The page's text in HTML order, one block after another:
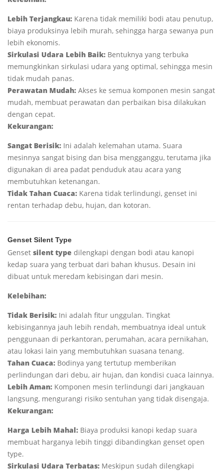
Lebih Terjangkau: Karena tidak memiliki bodi atau penutup,
biaya produksinya lebih murah, sehingga harga sewanya pun
lebih ekonomis.
Sirkulasi Udara Lebih Baik: Bentuknya yang terbuka
memungkinkan sirkulasi udara yang optimal, sehingga mesin
tidak mudah panas.
Perawatan Mudah: Akses ke semua komponen mesin sangat
mudah, membuat perawatan dan perbaikan bisa dilakukan
dengan cepat.
Kekurangan:
Sangat Berisik: Ini adalah kelemahan utama. Suara
mesinnya sangat bising dan bisa mengganggu, terutama jika
digunakan di area padat penduduk atau acara yang
membutuhkan ketenangan.
Tidak Tahan Cuaca: Karena tidak terlindungi, genset ini
rentan terhadap debu, hujan, dan kotoran.
Genset Silent Type
Genset silent type dilengkapi dengan bodi atau kanopi
kedap suara yang terbuat dari bahan khusus. Desain ini
dibuat untuk meredam kebisingan dari mesin.
Kelebihan:
Tidak Berisik: Ini adalah fitur unggulan. Tingkat
kebisingannya jauh lebih rendah, membuatnya ideal untuk
penggunaan di perkantoran, perumahan, acara pernikahan,
atau lokasi lain yang membutuhkan suasana tenang.
Tahan Cuaca: Bodinya yang tertutup memberikan
perlindungan dari debu, air hujan, dan kondisi cuaca lainnya.
Lebih Aman: Komponen mesin terlindungi dari jangkauan
langsung, mengurangi risiko sentuhan yang tidak disengaja.
Kekurangan:
Harga Lebih Mahal: Biaya produksi kanopi kedap suara
membuat harganya lebih tinggi dibandingkan genset open
type.
Sirkulasi Udara Terbatas: Meskipun sudah dilengkapi